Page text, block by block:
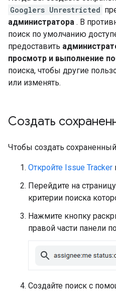
Googlers Unrestricted
администратора . В
поиск по умолчанию
предоставить
просмотр и выполнение
поиска, чтобы другие
или изменять.
Создать
Чтобы создать
Откройте Issue Tracker
Перейдите на
критерии поиска
Нажмите кнопку
правой части панели
Создайте поиск с